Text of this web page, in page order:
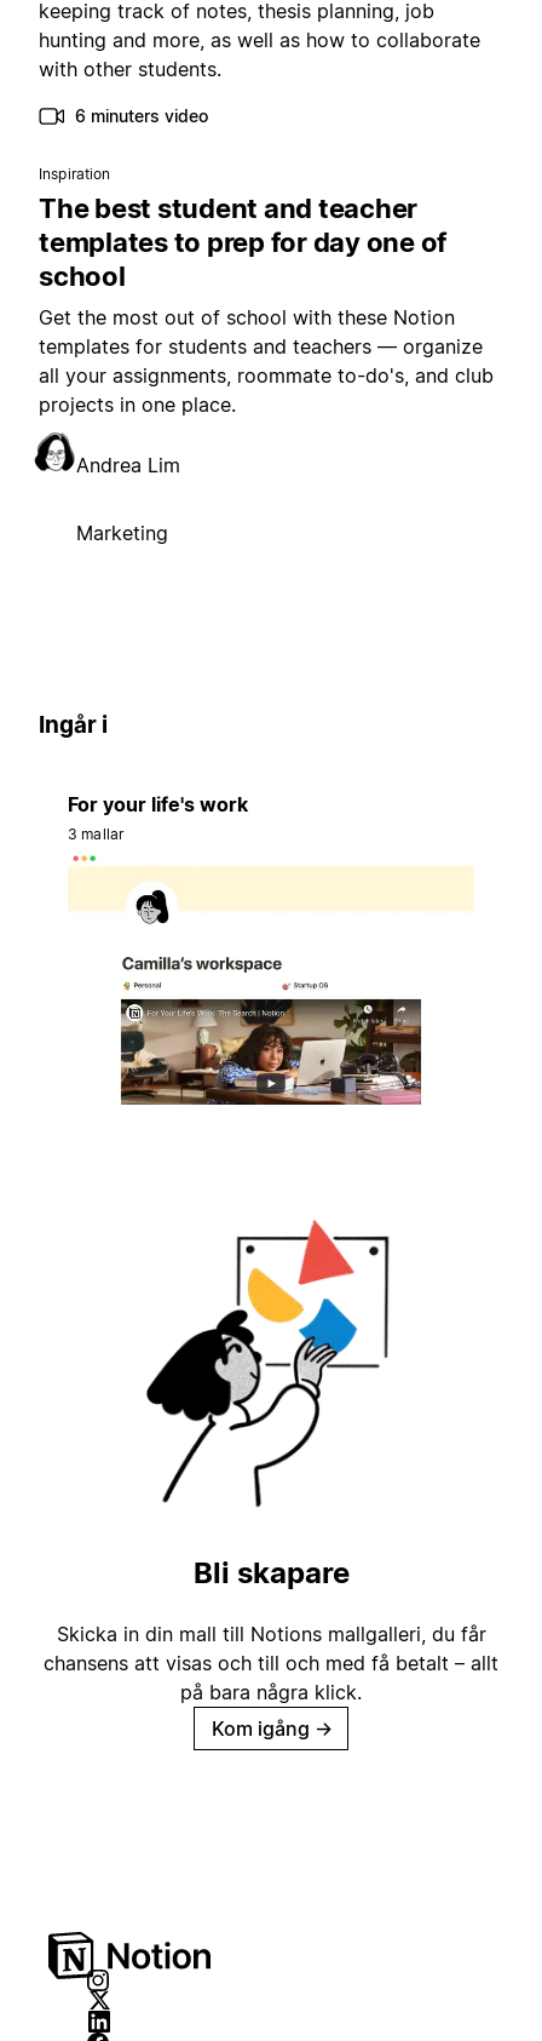
keeping track of notes, thesis planning, job
hunting and more, as well as how to collaborate
with other students.
6 minuters video
Inspiration
The best student and teacher
templates to prep for day one of
school
Get the most out of school with these Notion
templates for students and teachers — organize
all your assignments, roommate to-do's, and club
projects in one place.
Andrea Lim
Marketing
Ingår i
For your life's work
3 mallar
Bli skapare
Skicka in din mall till Notions mallgalleri, du får
chansens att visas och till och med få betalt – allt
på bara några klick.
Kom igång →